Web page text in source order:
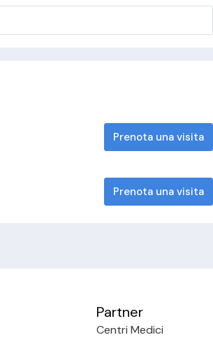
Prenota una visita
Prenota una visita
Partner
Centri Medici